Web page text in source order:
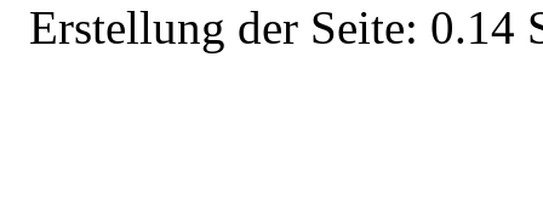
Erstellung der Seite: 0.14